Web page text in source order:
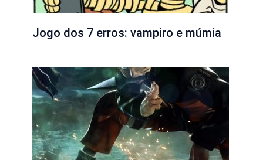
Jogo dos 7 erros: vampiro e múmia